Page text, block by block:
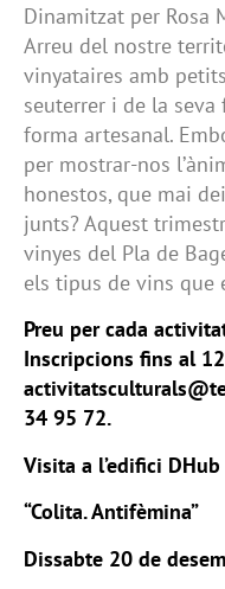
Dinamitzat per Rosa
Arreu del nostre
vinyataires amb
seuterrer i de la
forma artesanal.
per mostrar-nos
honestos, que mai
junts? Aquest
vinyes del Pla de
els tipus de vins que
Preu per cada
Inscripcions fins al
34 95 72.
Visita a l’edifici
“Colita. Antifèmina”
Dissabte 20 de